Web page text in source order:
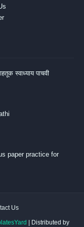
स्वाध्याय पाचवी
paper practice for
Us
| Distributed by